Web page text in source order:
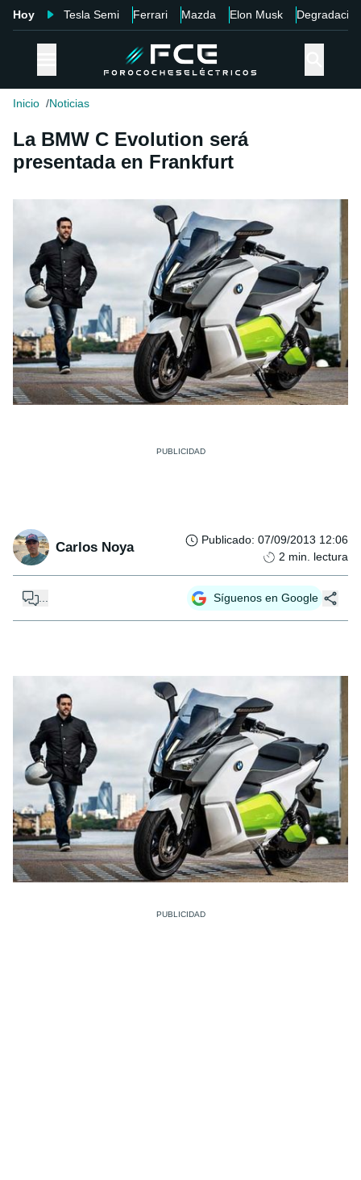
Hoy Tesla Semi Ferrari Mazda Elon Musk Degradación
Inicio Noticias
La BMW C Evolution será
presentada en Frankfurt
Carlos Noya Publicado: 07/09/2013 12:06
2 min. lectura
... Síguenos en Google